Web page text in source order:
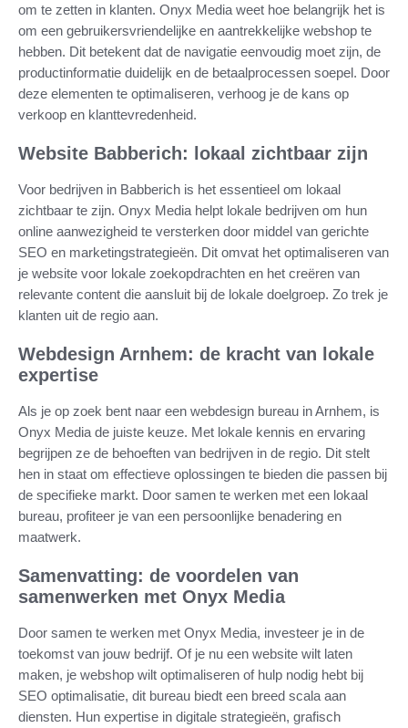
om te zetten in klanten. Onyx Media weet hoe belangrijk het is
om een gebruikersvriendelijke en aantrekkelijke webshop te
hebben. Dit betekent dat de navigatie eenvoudig moet zijn, de
productinformatie duidelijk en de betaalprocessen soepel. Door
deze elementen te optimaliseren, verhoog je de kans op
verkoop en klanttevredenheid.
Website Babberich: lokaal zichtbaar zijn
Voor bedrijven in Babberich is het essentieel om lokaal
zichtbaar te zijn. Onyx Media helpt lokale bedrijven om hun
online aanwezigheid te versterken door middel van gerichte
SEO en marketingstrategieën. Dit omvat het optimaliseren van
je website voor lokale zoekopdrachten en het creëren van
relevante content die aansluit bij de lokale doelgroep. Zo trek je
klanten uit de regio aan.
Webdesign Arnhem: de kracht van lokale
expertise
Als je op zoek bent naar een webdesign bureau in Arnhem, is
Onyx Media de juiste keuze. Met lokale kennis en ervaring
begrijpen ze de behoeften van bedrijven in de regio. Dit stelt
hen in staat om effectieve oplossingen te bieden die passen bij
de specifieke markt. Door samen te werken met een lokaal
bureau, profiteer je van een persoonlijke benadering en
maatwerk.
Samenvatting: de voordelen van
samenwerken met Onyx Media
Door samen te werken met Onyx Media, investeer je in de
toekomst van jouw bedrijf. Of je nu een website wilt laten
maken, je webshop wilt optimaliseren of hulp nodig hebt bij
SEO optimalisatie, dit bureau biedt een breed scala aan
diensten. Hun expertise in digitale strategieën, grafisch